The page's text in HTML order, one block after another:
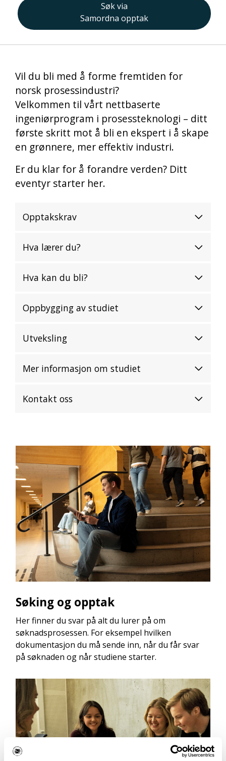
Søk via
Samordna opptak
Vil du bli med å forme fremtiden for
norsk prosessindustri?
Velkommen til vårt nettbaserte
ingeniørprogram i prosessteknologi – ditt
første skritt mot å bli en ekspert i å skape
en grønnere, mer effektiv industri.
Er du klar for å forandre verden? Ditt
eventyr starter her.
Opptakskrav
Hva lærer du?
Hva kan du bli?
Oppbygging av studiet
Utveksling
Mer informasjon om studiet
Kontakt oss
Søking og opptak
Her finner du svar på alt du lurer på om
søknadsprosessen. For eksempel hvilken
dokumentasjon du må sende inn, når du får svar
på søknaden og når studiene starter.